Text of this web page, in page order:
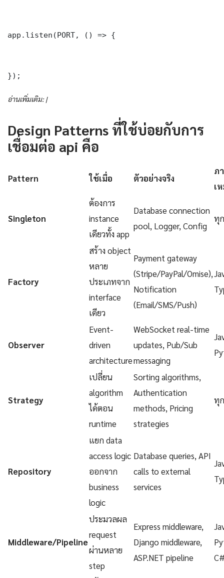
app.listen(PORT, () => {
});
อ่านเพิ่มเติม: |
Design Patterns ที่ใช้บ่อยกับการ
เชื่อมต่อ api คือ
Pattern ใช้เมื่อ ตัวอย่างจริง
ภ
เ
Singleton
ต้องการ
instance
เดียวทั้ง app
Database connection
pool, Logger, Config
ทุ
Factory
สร้าง object
หลาย
ประเภทจาก
interface
เดียว
Payment gateway
(Stripe/PayPal/Omise),
Notification
(Email/SMS/Push)
Observer
Event-
driven
architecture
WebSocket real-time
updates, Pub/Sub
messaging
Strategy
เปลี่ยน
algorithm
ได้ตอน
runtime
Sorting algorithms,
Authentication
methods, Pricing
strategies
ทุ
Repository
แยก data
access logic
ออกจาก
business
logic
Database queries, API
calls to external
services
Middleware/Pipeline
ประมวลผล
request
ผ่านหลาย
step
Express middleware,
Django middleware,
ASP.NET pipeline